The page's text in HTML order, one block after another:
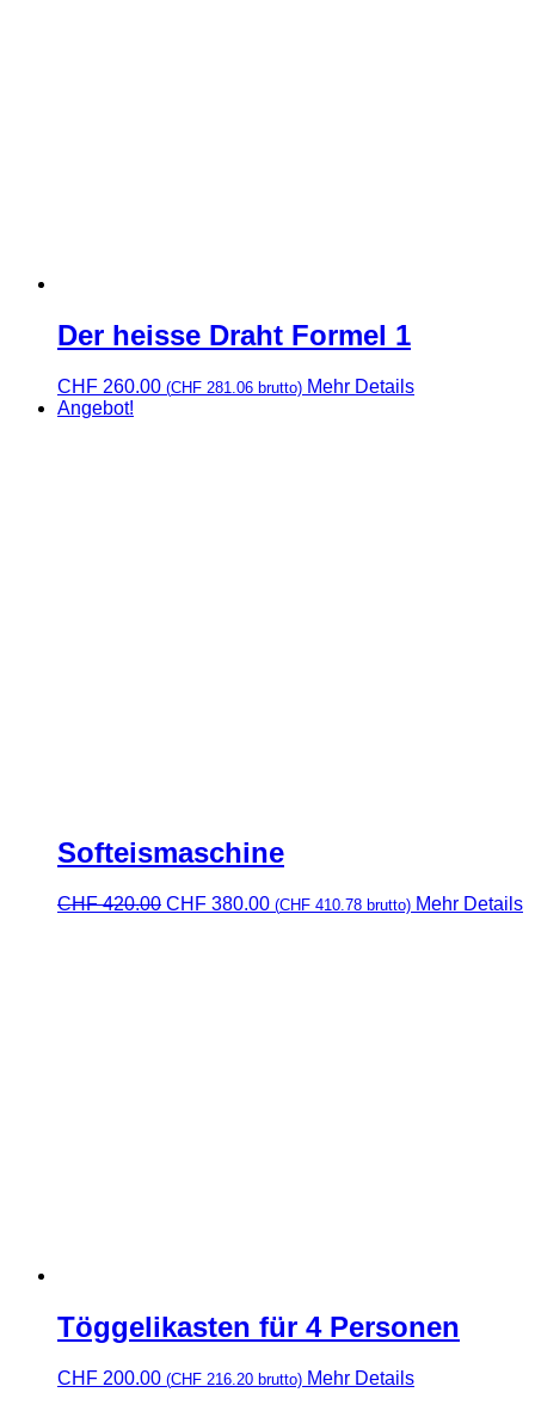
Der heisse Draht Formel 1
CHF 260.00 (CHF 281.06 brutto) Mehr Details
Angebot!
Softeismaschine
CHF420.00 Ursprünglicher
CHF 380.00Aktueller
(CHF 410.78 brutto) Mehr Details
Töggelikasten für 4 Personen
CHF 200.00 (CHF 216.20 brutto) Mehr Details